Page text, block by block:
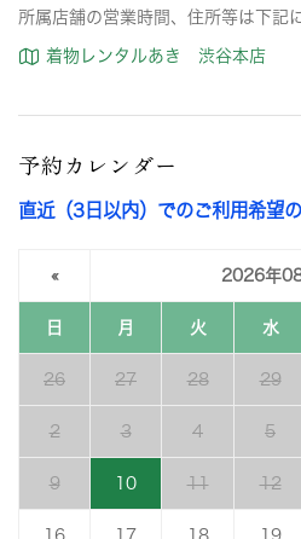
所属店舗の営業時間、住所等は下記
着物レンタルあき 渋谷本店
予約カレンダー
直近（3日以内）でのご利用希望
« 2026年
日 月 火 水
26 27 28 29
2 3 4 5
9 10 11 12
16 17 18 19